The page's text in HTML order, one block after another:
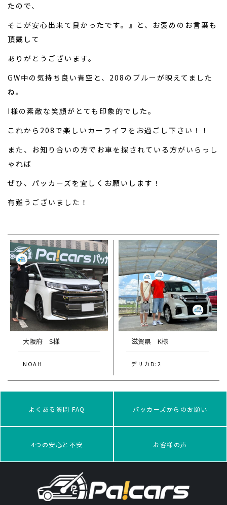
たので、
そこが安心出来て良かったです。』と、お褒めのお言葉も
頂戴して
ありがとうございます。
GW中の気持ち良い青空と、208のブルーが映えてました
ね。
I様の素敵な笑顔がとても印象的でした。
これから208で楽しいカーライフをお過ごし下さい！！
また、お知り合いの方でお車を探されている方がいらっし
ゃれば
ぜひ、パッカーズを宜しくお願いします！
有難うございました！
大阪府 S様
NOAH
滋賀県 K様
デリカD:2
よくある質問 FAQ パッカーズからのお願い
4つの安心と不安 お客様の声